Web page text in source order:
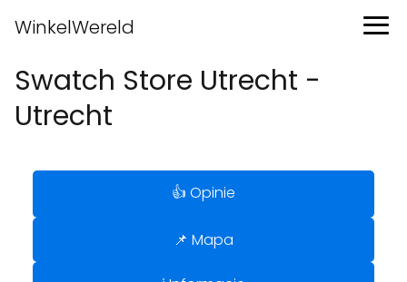
WinkelWereld
Swatch Store Utrecht -
Utrecht
👍 Opinie
📌 Mapa